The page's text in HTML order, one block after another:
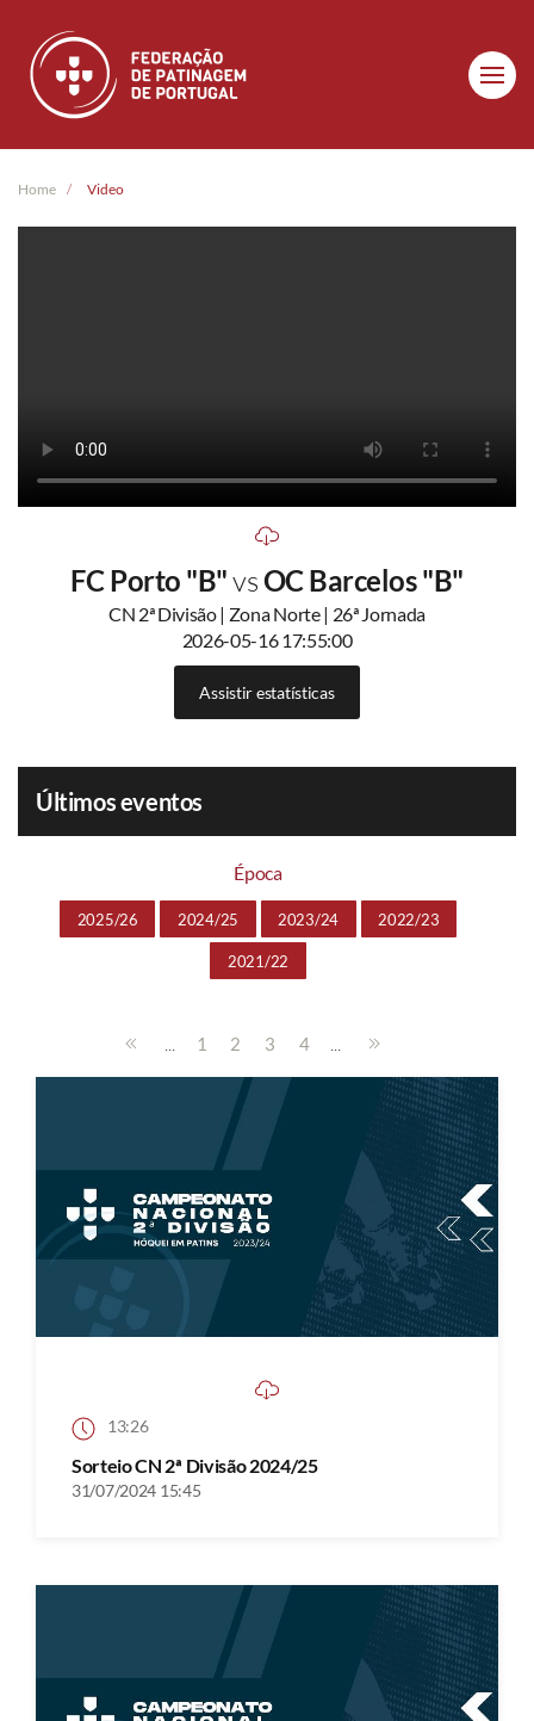
Skip to main content
Home Video
FC Porto "B"vsOC Barcelos "B"
CN 2ª Divisão | Zona Norte | 26ª Jornada
2026-05-16 17:55:00
Assistir estatísticas
Últimos eventos
Época
2025/26 2024/25 2023/24 2022/23
2021/22
... 1 2 3 4 ...
13:26
Sorteio CN 2ª Divisão 2024/25
31/07/2024 15:45